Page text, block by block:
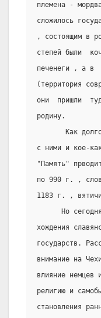
племена -
сложилось
, состоящим в
степей были
печенеги , а в
(территория
они  пришли
родину.
Как
с ними и кое-
"Память"
по 990 г. ,
1183 г. ,
Но
хождения
государств.
внимание на
влияние немцев
религию и
становления